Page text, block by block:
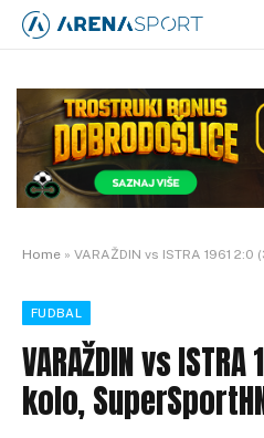
Home » VARAŽDIN vs ISTRA 1961
FUDBAL
VARAŽDIN vs
kolo,